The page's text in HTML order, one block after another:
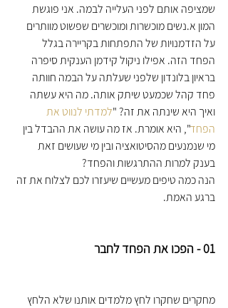
שמציפה אותם לפני העלייה לבמה. אני פוגשת
המון א.נשים מוכשרות ומוכשרים שפשוט מוותרים
על הזדמנויות של התפתחות בקריירה בגלל
הפחד הזה. אפילו ניקול קידמן הענקית סיפרה
בראיון בלונדון שלפני שעלתה על הבמה חוותה
פחד קהל שכמעט שיתק אותה. מה היא עשתה
ואיך היא שינתה את זה? "למדתי לנווט את
הפחד", היא אומרת. אז מה עושה את ההבדל בין
מי שנמנעים מהסיטואציה ובין מי שעושים זאת
בענק למרות ההתרגשות והפחד?
הנה כמה טיפים מעשיים שיעזרו לכם לצלוח את זה
ברגע האמת.
01 - הפכו את הפחד לחבר
מחקרים שחקרו לחץ מלמדים אותנו שלא הלחץ